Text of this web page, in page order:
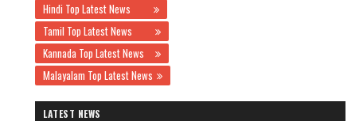
Hindi Top Latest News
Tamil Top Latest News
Kannada Top Latest News
Malayalam Top Latest News
LATEST NEWS